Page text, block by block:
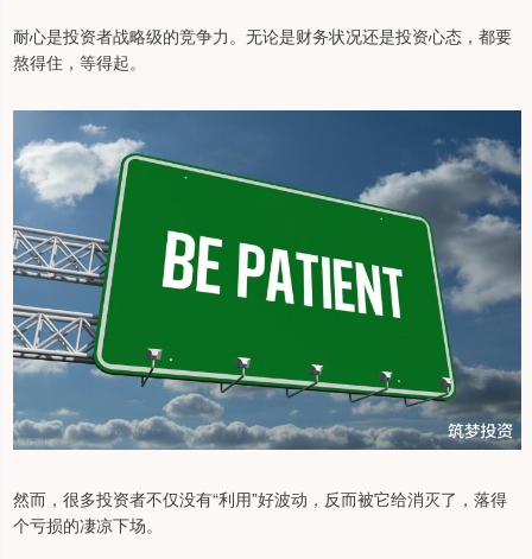
耐心是投资者战略级的竞争力。无论是财务状况还是投资心态，都要
熬得住，等得起。
然而，很多投资者不仅没有“利用”好波动，反而被它给消灭了，落得
个亏损的凄凉下场。